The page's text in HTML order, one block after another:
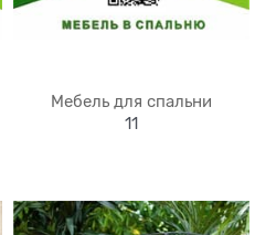
Мебель для спальни
11